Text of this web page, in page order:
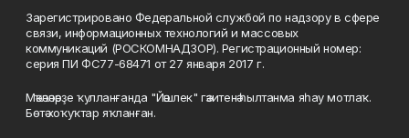
Зарегистрировано Федеральной службой по надзору в сфере
связи, информационных технологий и массовых
коммуникаций (РОСКОМНАДЗОР). Регистрационный номер:
серия ПИ ФС77-68471 от 27 января 2017 г.
Мәҡәләләрҙе ҡулланғанда "Йәшлек" гәзитенә һылтанма яһау мотлаҡ.
Бөтә хоҡуҡтар яҡланған.